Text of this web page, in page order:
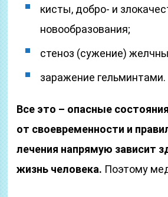
кисты, добро- и
новообразования;
стеноз (сужение)
заражение гельминтами.
Все это – опасные
от своевременности и
лечения напрямую зависит
жизнь человека. Поэтому